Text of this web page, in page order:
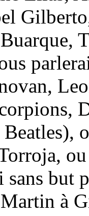
Beatles),
sans but
à